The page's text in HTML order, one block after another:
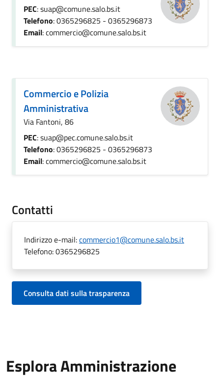
PEC: suap@comune.salo.bs.it
Telefono: 0365296825 - 0365296873
Email: commercio@comune.salo.bs.it
Commercio e Polizia
Amministrativa
Via Fantoni, 86
PEC: suap@pec.comune.salo.bs.it
Telefono: 0365296825 - 0365296873
Email: commercio@comune.salo.bs.it
Contatti
Indirizzo e-mail:commercio1@comune.salo.bs.it
Telefono:0365296825
Consulta dati sulla trasparenza
Esplora Amministrazione